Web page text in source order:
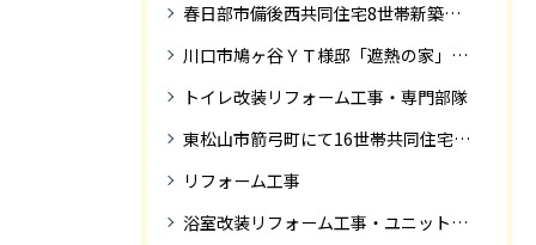
春日部市備後西共同住宅8世帯新築工事完成迄の紹介です。
川口市鳩ヶ谷ＹＴ様邸「遮熱の家」工事状況
トイレ改装リフォーム工事・専門部隊
東松山市箭弓町にて16世帯共同住宅新築工事完成迄の紹介です。
リフォーム工事
浴室改装リフォーム工事・ユニットバス専門部隊